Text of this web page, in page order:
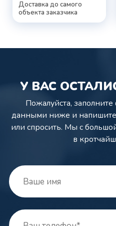
Доставка до самого
объекта заказчика
У ВАС
Пожалуйста,
данными ниже и
или спросить. Мы с
в